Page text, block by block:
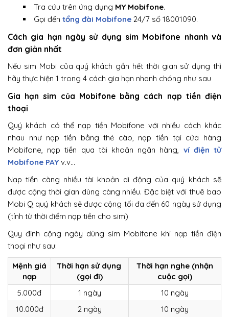
Tra cứu trên ứng dụng MY Mobifone.
Gọi đến tổng đài Mobifone 24/7 số 18001090.
Cách gia hạn ngày sử dụng sim Mobifone nhanh và
đơn giản nhất
Nếu sim Mobi của quý khách gần hết thời gian sử dụng thì
hãy thực hiện 1 trong 4 cách gia hạn nhanh chóng như sau
Gia hạn sim của Mobifone bằng cách nạp tiền điện
thoại
Quý khách có thể nạp tiền Mobifone với nhiều cách khác
nhau như nạp tiền bằng thẻ cào, nạp tiền tại cửa hàng
Mobifone, nạp tiền qua tài khoản ngân hàng, ví điện tử
Mobifone PAY v.v…
Nạp tiền càng nhiều tài khoản di động của quý khách sẽ
được cộng thời gian dùng càng nhiều. Đặc biệt với thuê bao
Mobi Q quý khách sẽ được cộng tối đa đến 60 ngày sử dụng
(tính từ thời điểm nạp tiền cho sim)
Quy định cộng ngày dùng sim Mobifone khi nạp tiền điện
thoại như sau:
Mệnh giá
nạp
Thời hạn sử dụng
(gọi đi)
Thời hạn nghe (nhận
cuộc gọi)
5.000đ
1 ngày
10 ngày
10.000đ
2 ngày
10 ngày